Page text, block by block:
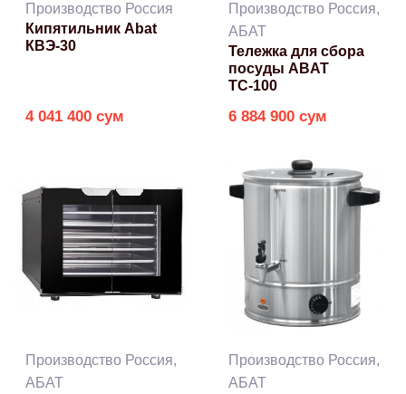
Производство Россия
Кипятильник Abat
КВЭ-30
4 041 400 сум
Производство Россия,
АБАТ
Тележка для сбора
посуды ABAT
ТС‑100
6 884 900 сум
Производство Россия,
АБАТ
Производство Россия,
АБАТ